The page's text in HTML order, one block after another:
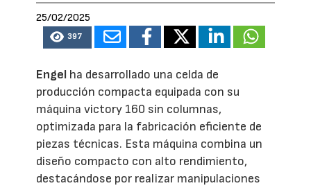
25/02/2025
397
Engel ha desarrollado una celda de
producción compacta equipada con su
máquina victory 160 sin columnas,
optimizada para la fabricación eficiente de
piezas técnicas. Esta máquina combina un
diseño compacto con alto rendimiento,
destacándose por realizar manipulaciones